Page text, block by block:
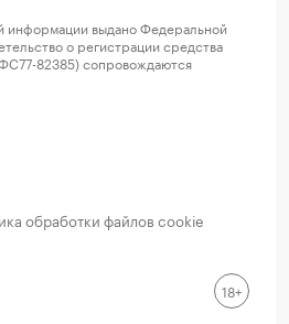
выдано Федеральной
о регистрации средства
82385) сопровождаются
обработки файлов cookie
18+